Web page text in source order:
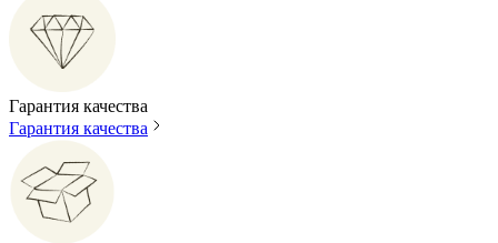
Гарантия качества
Гарантия качества